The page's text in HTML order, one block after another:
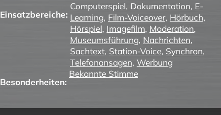
Einsatzbereiche:
Computerspiel, Dokumentation, E-
Learning, Film-Voiceover, Hörbuch,
Hörspiel, Imagefilm, Moderation,
Museumsführung, Nachrichten,
Sachtext, Station-Voice, Synchron,
Telefonansagen, Werbung
Besonderheiten:
Bekannte Stimme